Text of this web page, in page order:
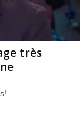
très